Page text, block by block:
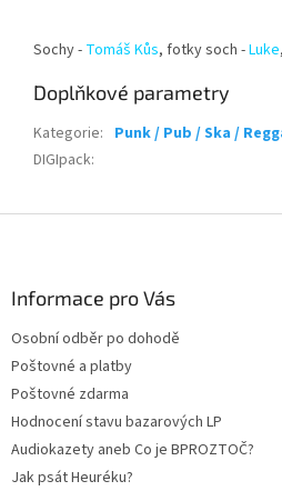
Sochy - Tomáš Kůs, fotky soch -Luke
Doplňkové parametry
Kategorie: Punk / Pub / Ska /
DIGIpack:
Informace pro Vás
Osobní odběr po dohodě
Poštovné a platby
Poštovné zdarma
Hodnocení stavu bazarových LP
Audiokazety aneb Co je BPROZTOČ?
Jak psát Heuréku?